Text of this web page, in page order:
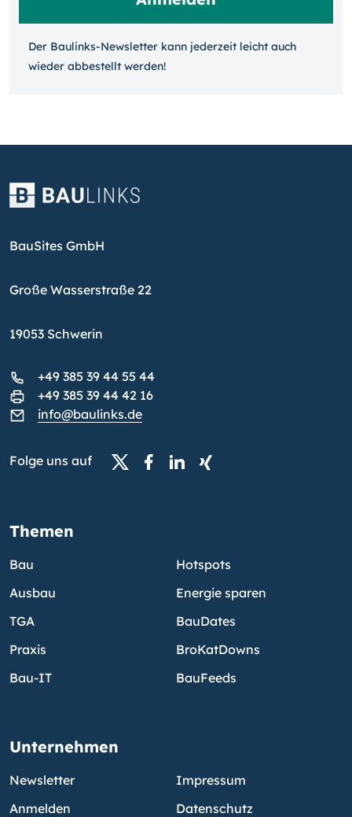
Der Baulinks-Newsletter kann jeder­zeit leicht auch
wieder ab­bestellt werden!
BauSites GmbH
Große Wasserstraße 22
19053 Schwerin
+49 385 39 44 55 44
+49 385 39 44 42 16
info@baulinks.de
Folge uns auf
Themen
Bau
Ausbau
TGA
Praxis
Bau-IT
Hotspots
Energie sparen
BauDates
BroKatDowns
BauFeeds
Unternehmen
Newsletter
Anmelden
Impressum
Datenschutz